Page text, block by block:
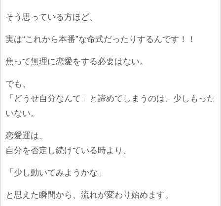
そう思っている方ほど、
実は“これから本番”な命式だったりするんです！！
焦って無理に恋愛をする必要はない。
でも、
「どうせ自分なんて」と諦めてしまうのは、少しもった
いない。
恋愛運は、
自分を否定し続けている時より、
「少し動いてみようかな」
と思えた瞬間から、流れが変わり始めます。